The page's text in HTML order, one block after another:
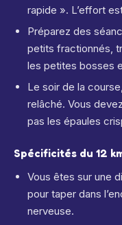
rapide ». L’effort
Préparez des
petits fractionnés,
les petites bosses
Le soir de la
relâché. Vous
pas les épaules
Spécificités du 12
Vous êtes sur une
pour taper dans
nerveuse.